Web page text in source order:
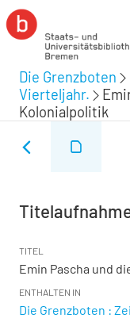
Die Grenzboten
Vierteljahr.
Kolonialpolitik
TITEL
Emin Pascha und
ENTHALTEN IN
Die Grenzboten :